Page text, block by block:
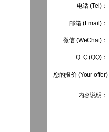
电话 (Tel)：
邮箱 (Email)：
微信 (WeChat)：
Q Q (QQ)：
您的报价 (Your offer)
内容说明：